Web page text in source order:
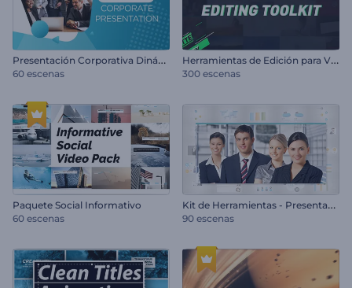
P
resentación Corporativa Dinámica
60 escenas
H
erramientas de Edición para Videos Broadcast
300 escenas
Paquete Social Informativo
60 escenas
K
it de Herramientas - Presentación de Empresa
90 escenas